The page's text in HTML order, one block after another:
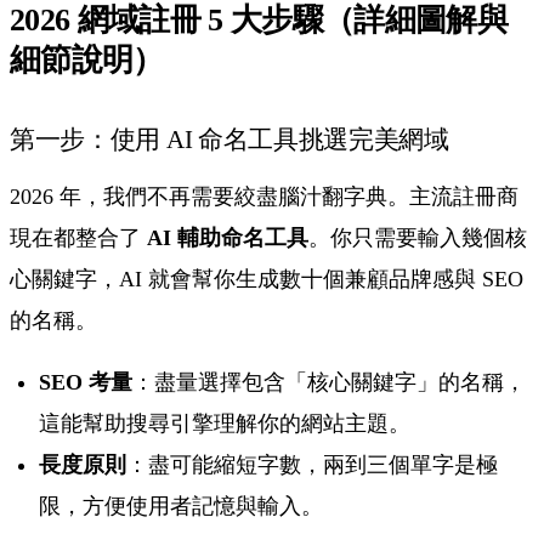
2026 網域註冊 5 大步驟（詳細圖解與
細節說明）
第一步：使用 AI 命名工具挑選完美網域
2026 年，我們不再需要絞盡腦汁翻字典。主流註冊商
現在都整合了 AI 輔助命名工具。你只需要輸入幾個核
心關鍵字，AI 就會幫你生成數十個兼顧品牌感與 SEO
的名稱。
SEO 考量 ：盡量選擇包含「核心關鍵字」的名稱，
這能幫助搜尋引擎理解你的網站主題。
長度原則 ：盡可能縮短字數，兩到三個單字是極
限，方便使用者記憶與輸入。